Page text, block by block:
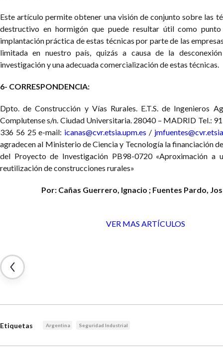
Este artículo permite obtener una visión de conjunto sobre las
destructivo en hormigón que puede resultar útil como
implantación práctica de estas técnicas por parte de las
limitada en nuestro país, quizás a causa de la
investigación y una adecuada comercialización de estas técnicas.
6- CORRESPONDENCIA:
Dpto. de Construcción y Vías Rurales. E.T.S. de Ingenieros
Complutense s/n. Ciudad Universitaria. 28040 – MADRID Tel.:
336 56 25e-mail: icanas@cvr.etsia.upm.es /
agradecen al Ministerio de Ciencia y Tecnología la financiación
del Proyecto de Investigación PB98-0720 «Aproximación a
reutilización de construcciones rurales»
Por: Cañas Guerrero, Ignacio ; Fuentes Pardo,
VER MAS ARTÍCULOS
Etiquetas Argentina Seguridad Industrial